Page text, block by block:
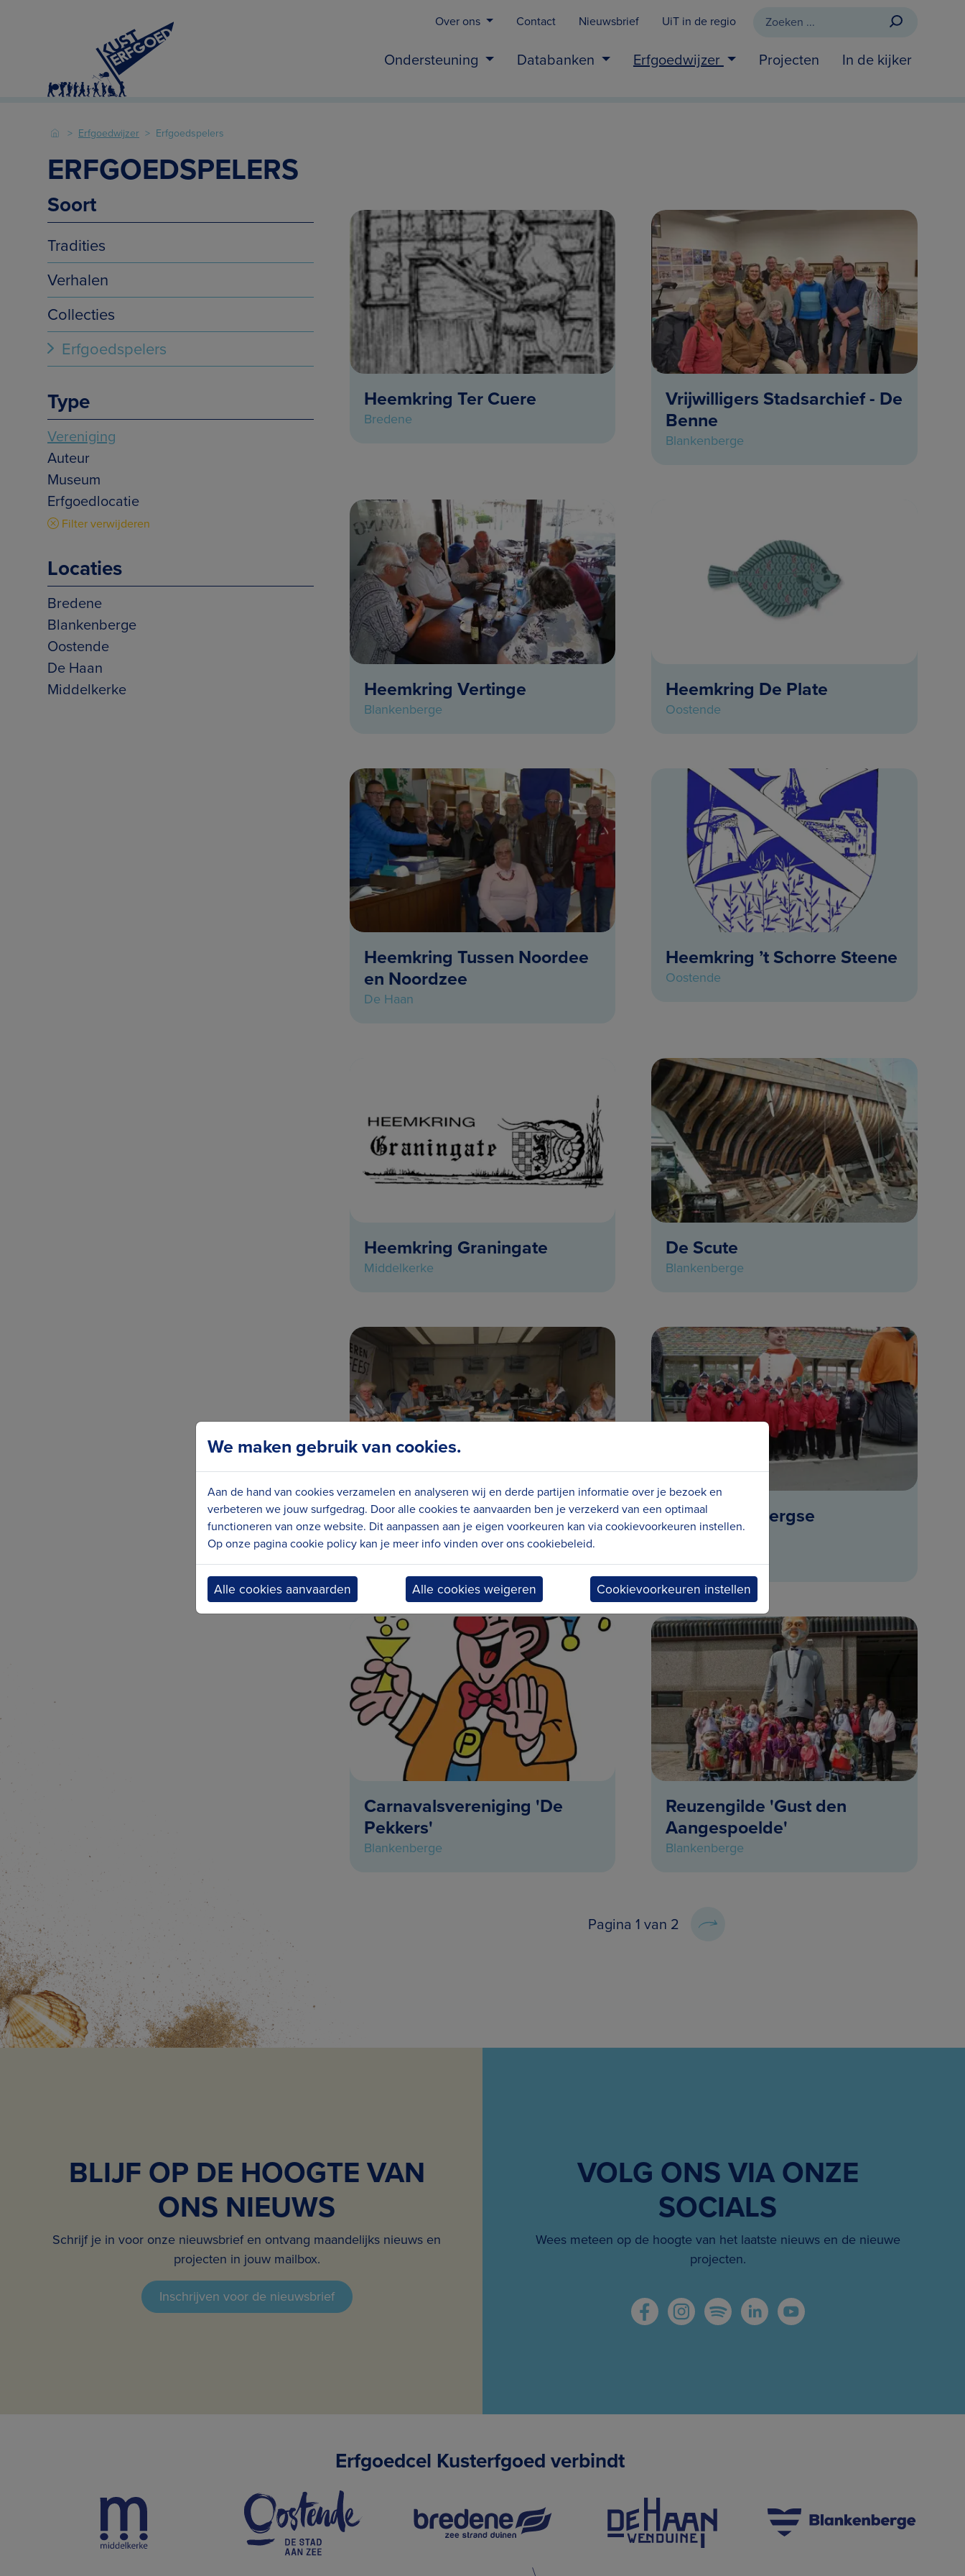
Over ons Contact Nieuwsbrief UiT in de regio
Ondersteuning Databanken Erfgoedwijzer Projecten In de kijker
Erfgoedwijzer Erfgoedspelers
ERFGOEDSPELERS
Soort
Tradities
Verhalen
Collecties
Erfgoedspelers
Type
Vereniging
Auteur
Museum
Erfgoedlocatie
Filter verwijderen
Locaties
Bredene
Blankenberge
Oostende
De Haan
Middelkerke
Heemkring Ter Cuere
Bredene
Vrijwilligers Stadsarchief - De
Benne
Blankenberge
Heemkring Vertinge
Blankenberge
Heemkring De Plate
Oostende
Heemkring Tussen Noordee
en Noordzee
De Haan
Heemkring ’t Schorre Steene
Oostende
Heemkring Graningate
Middelkerke
De Scute
Blankenberge
Kantclub 't Mentebolletje
Blankenberge
De Blankenbergse
reuzengilde
Carnavalsvereniging 'De
Pekkers'
Blankenberge
Reuzengilde 'Gust den
Aangespoelde'
Blankenberge
Pagina 1 van 2
BLIJF OP DE HOOGTE VAN
ONS NIEUWS
Schrijf je in voor onze nieuwsbrief en ontvang maandelijks nieuws en
projecten in jouw mailbox.
Inschrijven voor de nieuwsbrief
VOLG ONS VIA ONZE
SOCIALS
Wees meteen op de hoogte van het laatste nieuws en de nieuwe
projecten.
Erfgoedcel Kusterfgoed verbindt
We maken gebruik van cookies.
Aan de hand van cookies verzamelen en analyseren wij en derde partijen informatie over je bezoek en
verbeteren we jouw surfgedrag. Door alle cookies te aanvaarden ben je verzekerd van een optimaal
functioneren van onze website. Dit aanpassen aan je eigen voorkeuren kan via cookievoorkeuren instellen.
Op onze pagina cookie policy kan je meer info vinden over ons cookiebeleid.
Alle cookies aanvaarden Alle cookies weigeren Cookievoorkeuren instellen